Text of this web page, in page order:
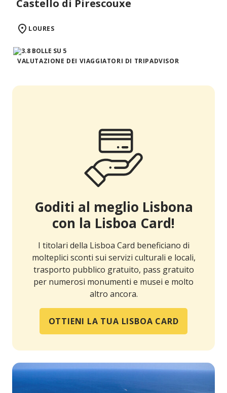
Castello di Pirescouxe
LOURES
VALUTAZIONE DEI VIAGGIATORI DI TRIPADVISOR
Goditi al meglio Lisbona
con la Lisboa Card!
I titolari della Lisboa Card beneficiano di
molteplici sconti sui servizi culturali e locali,
trasporto pubblico gratuito, pass gratuito
per numerosi monumenti e musei e molto
altro ancora.
OTTIENI LA TUA LISBOA CARD